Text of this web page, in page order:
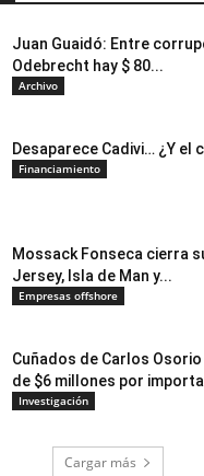
Juan Guaidó: Entre
Odebrecht hay $ 80...
Archivo
Desaparece Cadivi… ¿Y el
Financiamiento
Mossack Fonseca cierra
Jersey, Isla de Man y...
Empresas offshore
Cuñados de Carlos
de $6 millones por
Investigación
Cargar más